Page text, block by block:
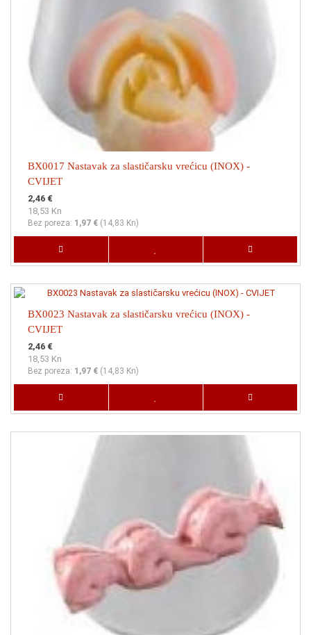
BX0017 Nastavak za slastičarsku vrećicu (INOX) -
CVIJET
2,46 €
18,53 Kn
Bez poreza: 1,97 € (14,83 Kn)
BX0023 Nastavak za slastičarsku vrećicu (INOX) -
CVIJET
2,46 €
18,53 Kn
Bez poreza: 1,97 € (14,83 Kn)